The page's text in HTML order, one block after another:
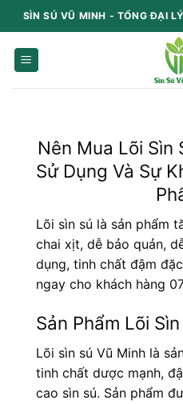
Chuyển
content
SÌN SÚ VŨ MINH - TỔNG ĐẠI
Nên Mua Lõi Sìn
Sử Dụng Và Sự
Lõi sìn sú là sản phẩm
chai xịt, dễ bảo quản,
dụng, tinh chất đậm
ngay cho khách hàng
Sản Phẩm Lõi
Lõi sìn sú Vũ Minh là
tinh chất dược mạnh,
cao sìn sú. Sản phẩm